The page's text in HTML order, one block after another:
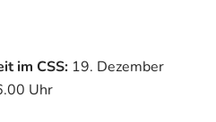
im CSS: 19. Dezember
Uhr